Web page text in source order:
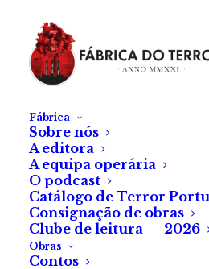
Fábrica
Sobre nós
A editora
A equipa operária
O podcast
Catálogo de Terror
Consignação de obras
Clube de leitura — 2026
Obras
Contos